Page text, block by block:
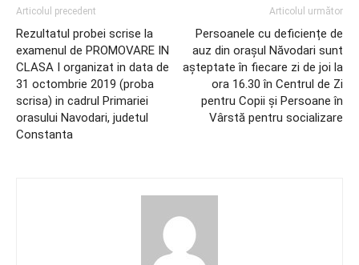
Articolul precedent
Rezultatul probei scrise la
examenul de PROMOVARE IN
CLASA I organizat in data de
31 octombrie 2019 (proba
scrisa) in cadrul Primariei
orasului Navodari, judetul
Constanta
Articolul următor
Persoanele cu deficiențe de
auz din orașul Năvodari sunt
așteptate în fiecare zi de joi la
ora 16.30 în Centrul de Zi
pentru Copii și Persoane în
Vârstă pentru socializare